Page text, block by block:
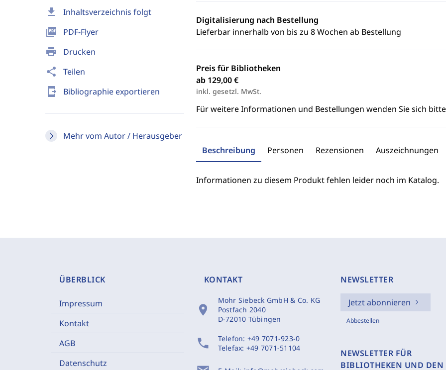
download Inhaltsverzeichnis folgt
picture_as_pdf PDF-Flyer
print Drucken
share Teilen
send_to_mobile Bibliographie exportieren
Mehr vom Autor / Herausgeber
Digitalisierung nach Bestellung
Lieferbar innerhalb von bis zu 8 Wochen ab Bestellung
Preis für Bibliotheken
ab 129,00 €
inkl. gesetzl. MwSt.
Für weitere Informationen und Bestellungen wenden Sie sich
Beschreibung Personen Rezensionen Auszeichnungen
Informationen zu diesem Produkt fehlen leider noch im Katalog.
ÜBERBLICK
Impressum
Kontakt
AGB
Datenschutz
KONTAKT
location_on
Mohr Siebeck GmbH & Co. KG
Postfach 2040
D-72010 Tübingen
phone Telefon: +49 7071-923-0
Telefax: +49 7071-51104
NEWSLETTER
Jetzt abonnieren
Abbestellen
NEWSLETTER FÜR
BIBLIOTHEKEN UND DEN